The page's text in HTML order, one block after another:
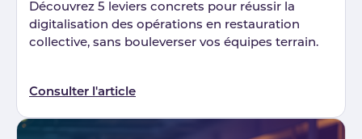
Découvrez 5 leviers concrets pour réussir la
digitalisation des opérations en restauration
collective, sans bouleverser vos équipes terrain.
Consulter l'article